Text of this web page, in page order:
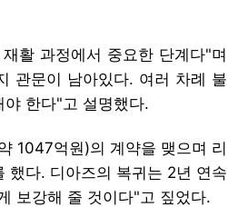
활 과정에서 중요한 단계다"며
관문이 남아있다. 여러 차례 불
한다"고 설명했다.
1047억원)의 계약을 맺으며 리
했다. 디아즈의 복귀는 2년 연속
보강해 줄 것이다"고 짚었다.